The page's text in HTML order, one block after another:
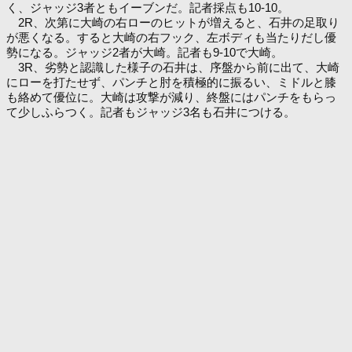
く、ジャッジ3者ともイーブンだ。記者採点も10-10。
2R、次第に大崎の右ローのヒットが増えると、石井の足取り
が悪くなる。すると大崎の右フック、左ボディも当たりだし優
勢になる。ジャッジ2者が大崎。記者も9-10で大崎。
3R、劣勢と認識した様子の石井は、序盤から前に出て、大崎
にローを打たせず、パンチと肘を積極的に振るい、ミドルと膝
も絡めて優位に。大崎は攻撃が減り、終盤にはパンチをもらっ
て少しふらつく。記者もジャッジ3名も石井につける。